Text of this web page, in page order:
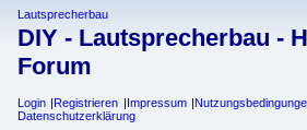
Lautsprecherbau
DIY - Lautsprecherbau -
Forum
Login Registrieren Impressum
Datenschutzerklärung